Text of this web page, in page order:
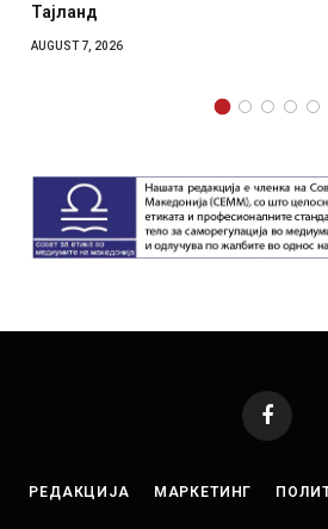
отколку на Зеленски
AUGUST 7, 2026
Facebook
РЕДАКЦИЈА МАРКЕТИНГ